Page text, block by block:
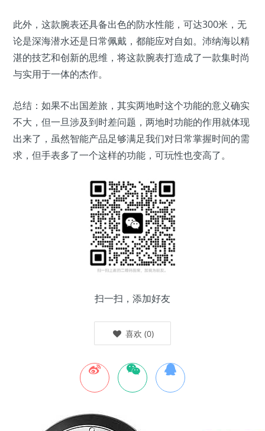
此外，这款腕表还具备出色的防水性能，可达300米，无
论是深海潜水还是日常佩戴，都能应对自如。沛纳海以精
湛的技艺和创新的思维，将这款腕表打造成了一款集时尚
与实用于一体的杰作。
总结：如果不出国差旅，其实两地时这个功能的意义确实
不大，但一旦涉及到时差问题，两地时功能的作用就体现
出来了，虽然智能产品足够满足我们对日常掌握时间的需
求，但手表多了一个这样的功能，可玩性也变高了。
扫一扫，添加好友
喜欢 (0)